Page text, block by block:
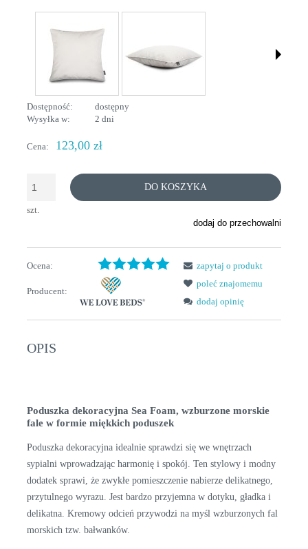
Dostępność:
dostępny
Wysyłka w:
2 dni
Cena: 123,00 zł
szt.
DO KOSZYKA
dodaj do przechowalni
Ocena:
Producent:
zapytaj o produkt
poleć znajomemu
dodaj opinię
OPIS
Poduszka dekoracyjna Sea Foam, wzburzone morskie
fale w formie miękkich poduszek
Poduszka dekoracyjna idealnie sprawdzi się we wnętrzach
sypialni wprowadzając harmonię i spokój. Ten stylowy i modny
dodatek sprawi, że zwykłe pomieszczenie nabierze delikatnego,
przytulnego wyrazu. Jest bardzo przyjemna w dotyku, gładka i
delikatna. Kremowy odcień przywodzi na myśl wzburzonych fal
morskich tzw. bałwanków.